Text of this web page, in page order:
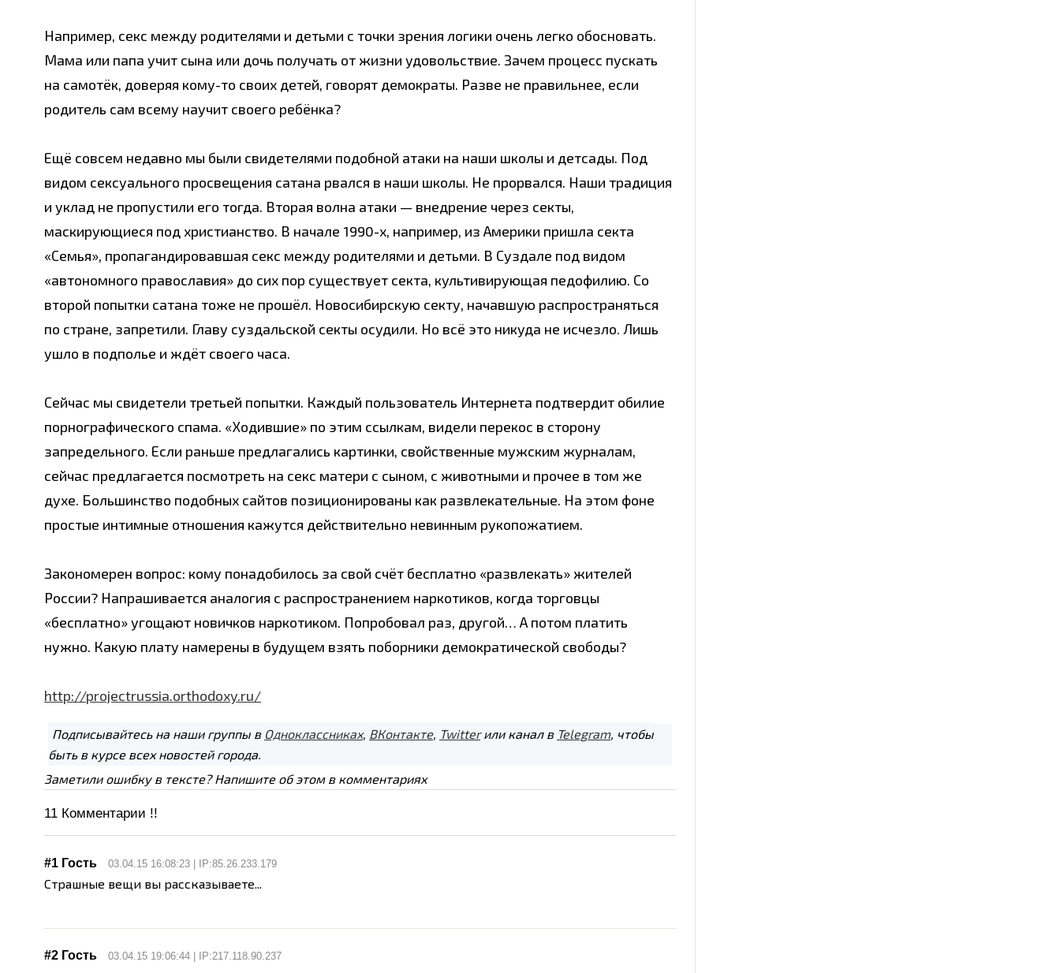
Например, секс между родителями и детьми с точки зрения логики очень легко обосновать.
Мама или папа учит сына или дочь получать от жизни удовольствие. Зачем процесс пускать
на самотёк, доверяя кому-то своих детей, говорят демократы. Разве не правильнее, если
родитель сам всему научит своего ребёнка?
Ещё совсем недавно мы были свидетелями подобной атаки на наши школы и детсады. Под
видом сексуального просвещения сатана рвался в наши школы. Не прорвался. Наши традиция
и уклад не пропустили его тогда. Вторая волна атаки — внедрение через секты,
маскирующиеся под христианство. В начале 1990-х, например, из Америки пришла секта
«Семья», пропагандировавшая секс между родителями и детьми. В Суздале под видом
«автономного православия» до сих пор существует секта, культивирующая педофилию. Со
второй попытки сатана тоже не прошёл. Новосибирскую секту, начавшую распространяться
по стране, запретили. Главу суздальской секты осудили. Но всё это никуда не исчезло. Лишь
ушло в подполье и ждёт своего часа.
Сейчас мы свидетели третьей попытки. Каждый пользователь Интернета подтвердит обилие
порнографического спама. «Ходившие» по этим ссылкам, видели перекос в сторону
запредельного. Если раньше предлагались картинки, свойственные мужским журналам,
сейчас предлагается посмотреть на секс матери с сыном, с животными и прочее в том же
духе. Большинство подобных сайтов позиционированы как развлекательные. На этом фоне
простые интимные отношения кажутся действительно невинным рукопожатием.
Закономерен вопрос: кому понадобилось за свой счёт бесплатно «развлекать» жителей
России? Напрашивается аналогия с распространением наркотиков, когда торговцы
«бесплатно» угощают новичков наркотиком. Попробовал раз, другой… А потом платить
нужно. Какую плату намерены в будущем взять поборники демократической свободы?
http://projectrussia.orthodoxy.ru/
Подписывайтесь на наши группы в Одноклассниках, ВКонтакте, Twitterили канал в Telegram, чтобы
быть в курсе всех новостей города.
Заметили ошибку в тексте? Напишите об этом в комментариях
11 Комментарии !!
#1 Гость 03.04.15 16:08:23 | IP:85.26.233.179
Страшные вещи вы рассказываете...
#2 Гость 03.04.15 19:06:44 | IP:217.118.90.237